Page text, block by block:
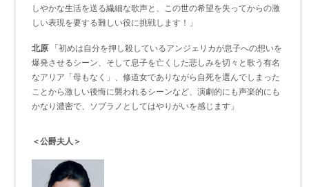
しやかな生活を送る繊細な歌声と、この世の希望を失ってからの激
しい表現を要する難しい役に挑戦します！」
北原 「初めは自分を押し殺しているアンジェリカが息子への想いを
爆発させるシーン、そして息子を亡くした悲しみを切々と歌う有名
なアリア「母もなく」、修道女でありながら自死を選んでしまった
ことから激しい後悔に襲われるシーンなど、演劇的にも声楽的にも
かなり濃密で、ソプラノとしてはやりがいを感じます」
＜公爵夫人＞